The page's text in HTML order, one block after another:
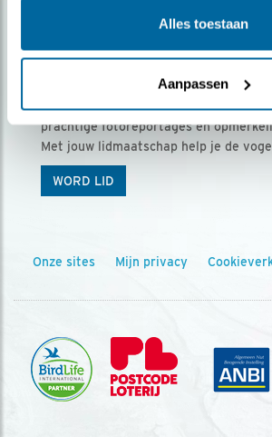
Alles toestaan
Aanpassen
Ontvang 5 x Vogels voor €
Vogels is het tijdschrift voor onze
prachtige fotoreportages en
Met jouw lidmaatschap help je de
WORD LID
Onze sites Mijn privacy